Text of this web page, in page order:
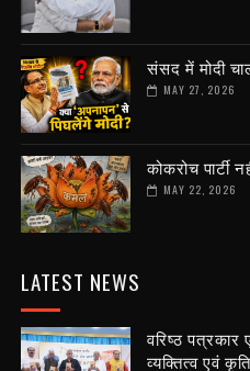
संसद में मोदी
MAY 27, 2026
कोकरोच पार्टी
MAY 22, 2026
LATEST NEWS
वरिष्ठ
व्यक्तित्व एवं